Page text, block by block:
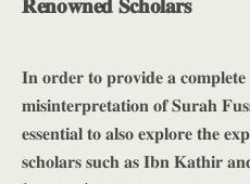
𝐈𝐧 𝐨𝐫𝐝𝐞𝐫 𝐭𝐨 𝐩𝐫𝐨𝐯𝐢𝐝𝐞 𝐚 𝐜𝐨𝐦𝐩𝐥𝐞𝐭𝐞
𝐦𝐢𝐬𝐢𝐧𝐭𝐞𝐫𝐩𝐫𝐞𝐭𝐚𝐭𝐢𝐨𝐧 𝐨𝐟 𝐒𝐮𝐫𝐚𝐡
𝐞𝐬𝐬𝐞𝐧𝐭𝐢𝐚𝐥 𝐭𝐨 𝐚𝐥𝐬𝐨 𝐞𝐱𝐩𝐥𝐨𝐫𝐞 𝐭𝐡𝐞
𝐬𝐜𝐡𝐨𝐥𝐚𝐫𝐬 𝐬𝐮𝐜𝐡 𝐚𝐬 𝐈𝐛𝐧 𝐊𝐚𝐭𝐡𝐢𝐫